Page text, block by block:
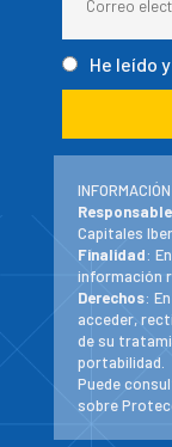
He leído
Capitales
Finalidad:
información
Derechos:
acceder,
de su
portabilidad.
Puede
sobre